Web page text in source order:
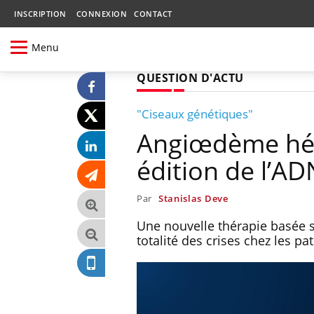
INSCRIPTION CONNEXION CONTACT
Menu
QUESTION D'ACTU
"Ciseaux génétiques"
Angiœdème
édition de
Par Stanislas Deve
Une nouvelle thérapie basée
totalité des crises chez les